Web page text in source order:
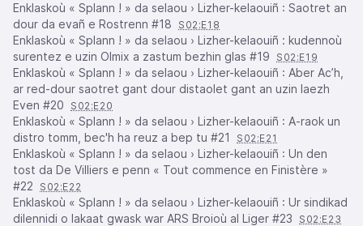
Enklaskoù « Splann ! » da selaou › Lizher-kelaouiñ : Saotret an
dour da evañ e Rostrenn #18
S02:E18
Enklaskoù « Splann ! » da selaou › Lizher-kelaouiñ : kudennoù
surentez e uzin Olmix a zastum bezhin glas #19
S02:E19
Enklaskoù « Splann ! » da selaou › Lizher-kelaouiñ : Aber Ac’h,
ar red-dour saotret gant dour distaolet gant an uzin laezh
Even #20
S02:E20
Enklaskoù « Splann ! » da selaou › Lizher-kelaouiñ : A-raok un
distro tomm, bec'h ha reuz a bep tu #21
S02:E21
Enklaskoù « Splann ! » da selaou › Lizher-kelaouiñ : Un den
tost da De Villiers e penn « Tout commence en Finistère »
#22
S02:E22
Enklaskoù « Splann ! » da selaou › Lizher-kelaouiñ : Ur sindikad
dilennidi o lakaat gwask war ARS Broioù al Liger #23
S02:E23